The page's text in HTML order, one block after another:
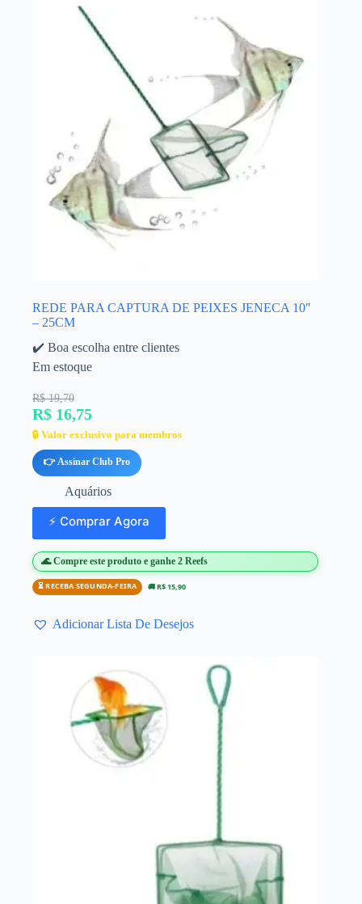
REDE PARA CAPTURA DE PEIXES JENECA 10″
– 25CM
✔️ Boa escolha entre clientes
Em estoque
R$ 19,70
R$ 16,75
🔒 Valor exclusivo para membros
👉 Assinar Club Pro
Aquários
⚡ Comprar Agora
🌊 Compre este produto e ganhe 2 Reefs
⏳ RECEBA SEGUNDA-FEIRA 🚚 R$ 15,90
Adicionar Lista De Desejos